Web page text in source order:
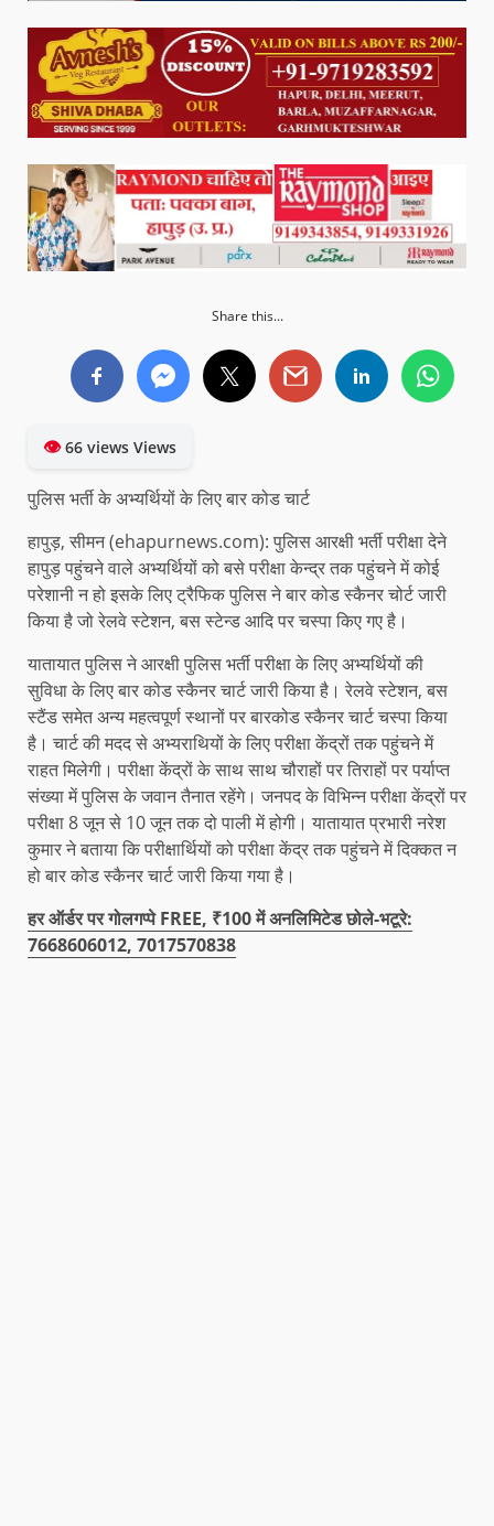
Share this...
👁66 views Views
पुलिस भर्ती के अभ्यर्थियों के लिए बार कोड चार्ट
हापुड़, सीमन (ehapurnews.com): पुलिस आरक्षी भर्ती परीक्षा देने
हापुड़ पहुंचने वाले अभ्यर्थियों को बसे परीक्षा केन्द्र तक पहुंचने में कोई
परेशानी न हो इसके लिए ट्रैफिक पुलिस ने बार कोड स्कैनर चोर्ट जारी
किया है जो रेलवे स्टेशन, बस स्टेन्ड आदि पर चस्पा किए गए है।
यातायात पुलिस ने आरक्षी पुलिस भर्ती परीक्षा के लिए अभ्यर्थियों की
सुविधा के लिए बार कोड स्कैनर चार्ट जारी किया है। रेलवे स्टेशन, बस
स्टैंड समेत अन्य महत्वपूर्ण स्थानों पर बारकोड स्कैनर चार्ट चस्पा किया
है। चार्ट की मदद से अभ्यराथियों के लिए परीक्षा केंद्रों तक पहुंचने में
राहत मिलेगी। परीक्षा केंद्रों के साथ साथ चौराहों पर तिराहों पर पर्याप्त
संख्या में पुलिस के जवान तैनात रहेंगे। जनपद के विभिन्न परीक्षा केंद्रों पर
परीक्षा 8 जून से 10 जून तक दो पाली में होगी। यातायात प्रभारी नरेश
कुमार ने बताया कि परीक्षार्थियों को परीक्षा केंद्र तक पहुंचने में दिक्कत न
हो बार कोड स्कैनर चार्ट जारी किया गया है।
हर ऑर्डर पर गोलगप्पे FREE, ₹100 में अनलिमिटेड छोले-भटूरे:
7668606012, 7017570838